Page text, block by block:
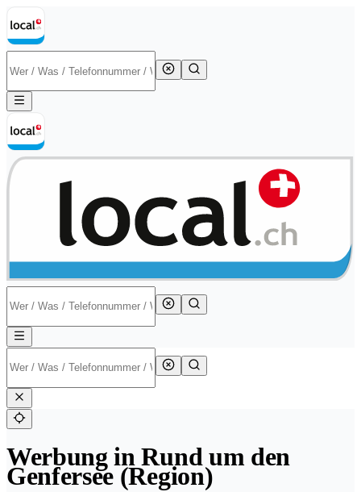
Werbung in Rund um den
Genfersee (Region)